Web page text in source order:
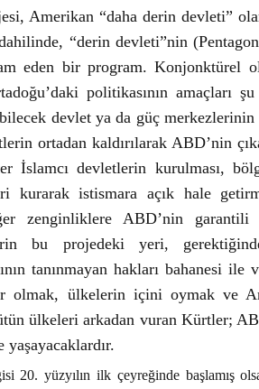
Amerikan “daha derin devleti”
“derin devleti”nin
eden bir program. Konjonktürel
politikasının amaçları
devlet ya da güç merkezlerinin
ortadan kaldırılarak ABD’nin
İslamcı devletlerin kurulması,
kurarak istismara açık hale
zenginliklere ABD’nin garantili
bu projedeki yeri,
tanınmayan hakları bahanesi
olmak, ülkelerin içini oymak ve
ülkeleri arkadan vuran Kürtler;
20. yüzyılın ilk çeyreğinde başlamış